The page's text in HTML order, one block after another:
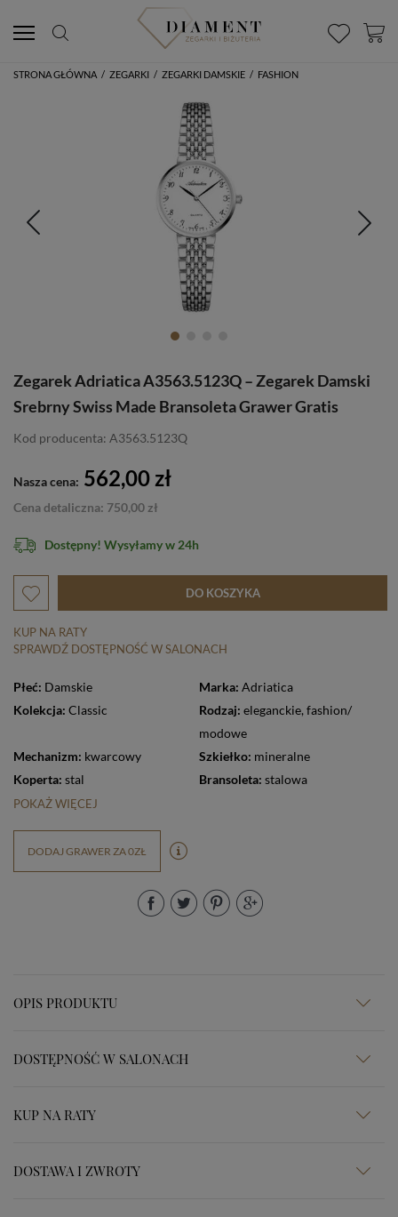
STRONA GŁÓWNA / ZEGARKI / ZEGARKI DAMSKIE / FASHION
Zegarek Adriatica A3563.5123Q – Zegarek Damski
Srebrny Swiss Made Bransoleta Grawer Gratis
Kod producenta: A3563.5123Q
Nasza cena: 562,00 zł
Cena detaliczna: 750,00 zł
Dostępny! Wysyłamy w 24h
DO KOSZYKA
KUP NA RATY
SPRAWDŹ DOSTĘPNOŚĆ W SALONACH
Płeć: Damskie Marka: Adriatica
Kolekcja: Classic Rodzaj: eleganckie,
modowe
Mechanizm: kwarcowy Szkiełko: mineralne
Koperta: stal Bransoleta: stalowa
POKAŻ WIĘCEJ
DODAJ GRAWER ZA 0ZŁ
OPIS PRODUKTU
DOSTĘPNOŚĆ W SALONACH
KUP NA RATY
DOSTAWA I ZWROTY